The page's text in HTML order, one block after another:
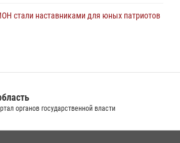
стали наставниками для юных патриотов
1
органов государственной власти